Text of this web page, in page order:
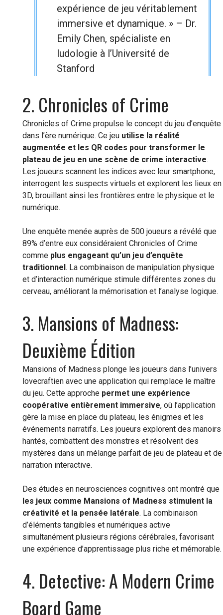
expérience de jeu véritablement
immersive et dynamique. » – Dr.
Emily Chen, spécialiste en
ludologie à l’Université de
Stanford
2. Chronicles of Crime
Chronicles of Crime propulse le concept du jeu d’enquête
dans l’ère numérique. Ce jeu utilise la réalité
augmentée et les QR codes pour transformer le
plateau de jeu en une scène de crime interactive.
Les joueurs scannent les indices avec leur smartphone,
interrogent les suspects virtuels et explorent les lieux en
3D, brouillant ainsi les frontières entre le physique et le
numérique.
Une enquête menée auprès de 500 joueurs a révélé que
89% d’entre eux considéraient Chronicles of Crime
comme plus engageant qu’un jeu d’enquête
traditionnel. La combinaison de manipulation physique
et d’interaction numérique stimule différentes zones du
cerveau, améliorant la mémorisation et l’analyse logique.
3. Mansions of Madness:
Deuxième Édition
Mansions of Madness plonge les joueurs dans l’univers
lovecraftien avec une application qui remplace le maître
du jeu. Cette approche permet une expérience
coopérative entièrement immersive, où l’application
gère la mise en place du plateau, les énigmes et les
événements narratifs. Les joueurs explorent des manoirs
hantés, combattent des monstres et résolvent des
mystères dans un mélange parfait de jeu de plateau et de
narration interactive.
Des études en neurosciences cognitives ont montré que
les jeux comme Mansions of Madness stimulent la
créativité et la pensée latérale. La combinaison
d’éléments tangibles et numériques active
simultanément plusieurs régions cérébrales, favorisant
une expérience d’apprentissage plus riche et mémorable.
4. Detective: A Modern Crime
Board Game